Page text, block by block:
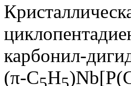
карбонил-
(π-С H